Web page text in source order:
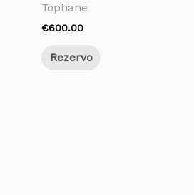
Tophane
€600.00
Rezervo